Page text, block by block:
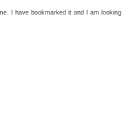
I have bookmarked it and I am looking